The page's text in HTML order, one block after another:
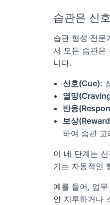
습관은 신
습관 형성 전
서 모든 습관은
니다.
신호(Cue):
열망
반응
보상
하여 습관 고
이 네 단계는
기는 자동적인
예를 들어, 업
안 지루하거나